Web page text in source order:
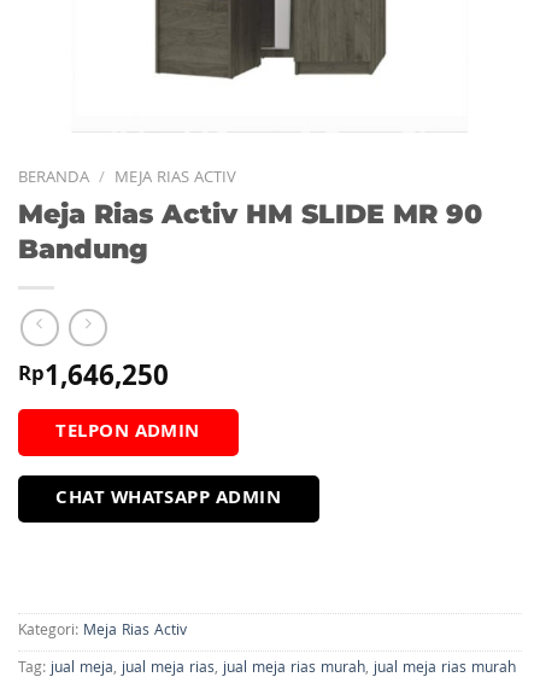
BERANDA / MEJA RIAS ACTIV
Meja Rias Activ HM SLIDE MR 90
Bandung
Rp1,646,250
TELPON ADMIN
CHAT WHATSAPP ADMIN
Kategori: Meja Rias Activ
Tag:jual meja,jual meja rias,jual meja rias murah,jual meja rias murah